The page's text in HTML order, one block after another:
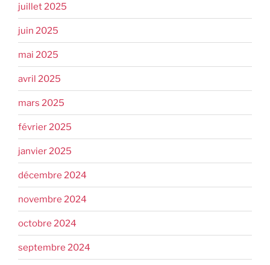
juillet 2025
juin 2025
mai 2025
avril 2025
mars 2025
février 2025
janvier 2025
décembre 2024
novembre 2024
octobre 2024
septembre 2024